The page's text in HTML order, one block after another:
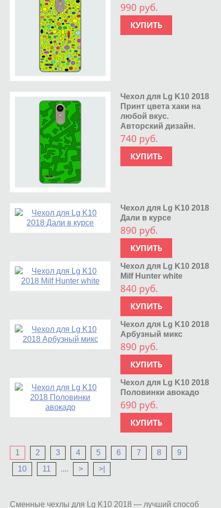
990 руб.
КУПИТЬ
Чехол для Lg K10 2018
Принт цвета хаки на
любой вкус.
Авторский дизайн.
740 руб.
КУПИТЬ
Чехол для Lg K10 2018
Дали в курсе
890 руб.
КУПИТЬ
Чехол для Lg K10 2018
Milf Hunter white
840 руб.
КУПИТЬ
Чехол для Lg K10 2018
Арбузный микс
890 руб.
КУПИТЬ
Чехол для Lg K10 2018
Половинки авокадо
690 руб.
КУПИТЬ
1 2 3 4 5 6 7 8
9
10
11 .... > >|
Сменные чехлы для Lg K10 2018 — лучший способ